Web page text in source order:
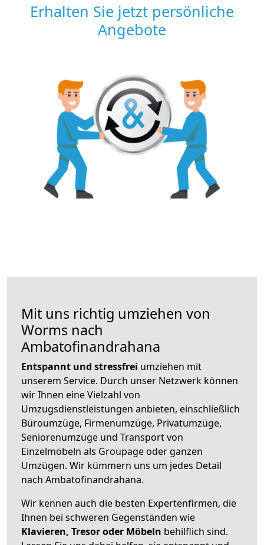
Erhalten Sie jetzt persönliche
Angebote
Mit uns richtig umziehen von
Worms nach
Ambatofinandrahana
Entspannt und stressfrei umziehen mit
unserem Service. Durch unser Netzwerk können
wir Ihnen eine Vielzahl von
Umzugsdienstleistungen anbieten, einschließlich
Büroumzüge, Firmenumzüge, Privatumzüge,
Seniorenumzüge und Transport von
Einzelmöbeln als Groupage oder ganzen
Umzügen. Wir kümmern uns um jedes Detail
nach Ambatofinandrahana.
Wir kennen auch die besten Expertenfirmen, die
Ihnen bei schweren Gegenständen wie
Klavieren, Tresor oder Möbeln behilflich sind.